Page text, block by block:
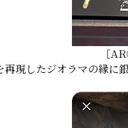
［
再現したジオラマの縁に